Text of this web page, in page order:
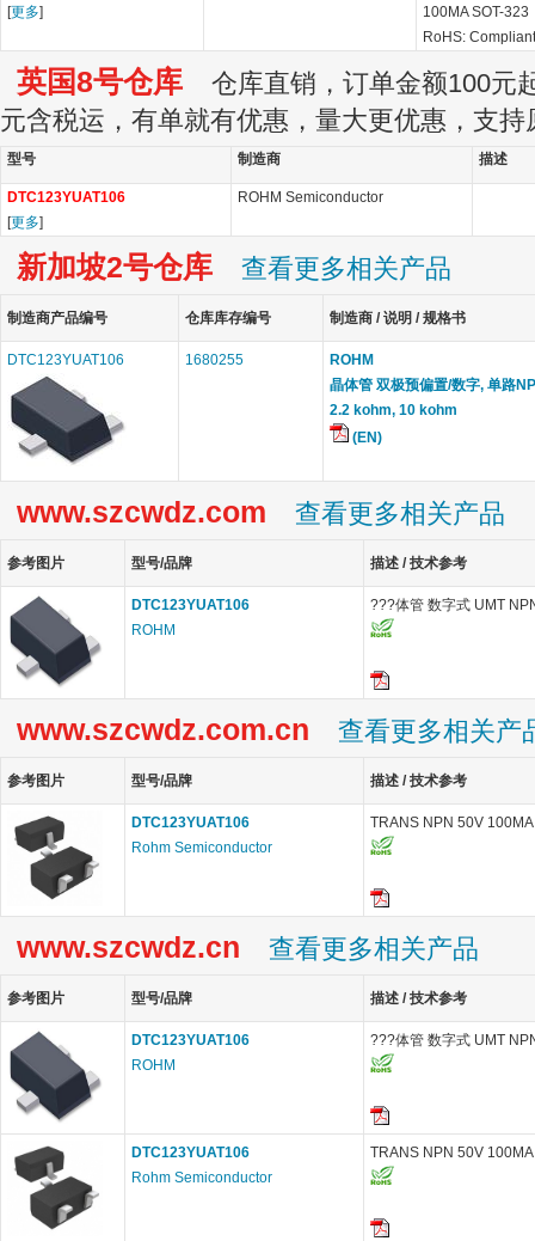
[更多]
100MA SOT-323
RoHS:
英国8号仓库 仓库直销，订单金额100元
元含税运，有单就有优惠，量大更优惠，支持
型号 制造商 描述
DTC123YUAT106
[更多]
ROHM Semiconductor
新加坡2号仓库 查看更多相关产品
制造商产品编号 仓库库存编号 制造商 / 说明 / 规格书
DTC123YUAT106 1680255
ROHM
晶体管 双极预偏置/数字, 单路
2.2 kohm, 10 kohm
(EN)
www.szcwdz.com 查看更多相关产品
参考图片 型号/品牌 描述 / 技术参考
DTC123YUAT106
ROHM
???体管 数字式 UMT
www.szcwdz.com.cn 查看更多相关产
参考图片 型号/品牌 描述 / 技术参考
DTC123YUAT106
Rohm Semiconductor
TRANS NPN 50V
www.szcwdz.cn 查看更多相关产品
参考图片 型号/品牌 描述 / 技术参考
DTC123YUAT106
ROHM
???体管 数字式 UMT
DTC123YUAT106
Rohm Semiconductor
TRANS NPN 50V